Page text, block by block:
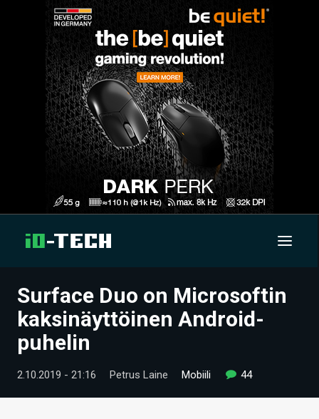
UUTISET
ARTIKKELIT
VIDEOT
TECHBBS
Surface Duo on Microsoftin
kaksinäyttöinen Android-
puhelin
2.10.2019 - 21:16 Petrus Laine Mobiili 44